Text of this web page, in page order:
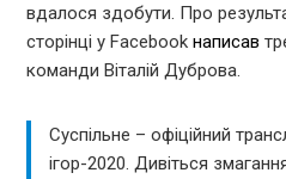
вдалося здобути. Про
сторінці у Facebookнаписав
команди Віталій Дуброва.
Суспільне – офіційний
ігор-2020. Дивіться